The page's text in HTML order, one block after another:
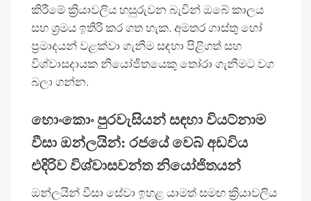
කිරීමේ ක්‍රියාවලිය හසුරුවන බැවින් ඔබේ කාලය
සහ ශ්‍රමය ඉතිරි කර ගත හැක. අමතර ගාස්තු හෝ
ප්‍රමාදයන් වළක්වා ගැනීම සඳහා පිළිගත් සහ
විශ්වාසදායක නියෝජිතයෙකු තෝරා ගැනීමට වග
බලා ගන්න.
හොංකොං පුරවැසියන් සඳහා වියට්නාම
වීසා ඔන්ලයින්: රජයේ වෙබ් අඩවිය
එදිරිව විශ්වාසවන්ත නියෝජිතයන්
ඔන්ලයින් වීසා සේවා ඉහළ යාමත් සමඟ ක්‍රියාවලිය